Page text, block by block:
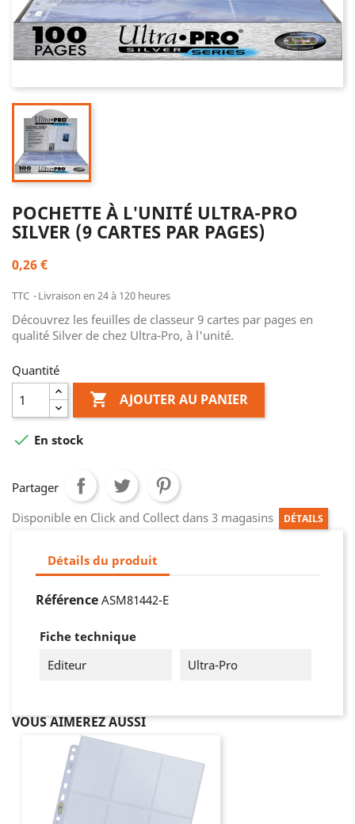
POCHETTE À L'UNITÉ ULTRA-PRO
SILVER (9 CARTES PAR PAGES)
0,26 €
TTC Livraison en 24 à 120 heures
Découvrez les feuilles de classeur 9 cartes par pages en
qualité Silver de chez Ultra-Pro, à l'unité.
Quantité
 AJOUTER AU PANIER
 En stock
Partager
Disponible en Click and Collect dans 3 magasins
DÉTAILS
Détails du produit
Référence ASM81442-E
Fiche technique
Editeur
Ultra-Pro
VOUS AIMEREZ AUSSI